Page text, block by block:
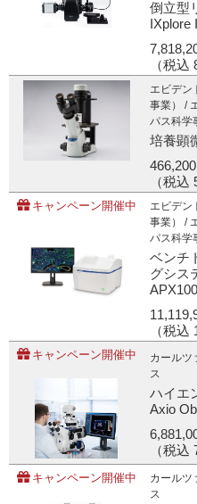
倒立型
IXplore
（税込
エビデン
事業） /
パス科学
培養顕
（税込
キャンペーン開催中
エビデン
事業） /
パス科学
ベンチ
グシス
（税込
キャンペーン開催中
カールツ
ス
ハイエ
Axio
（税込
キャンペーン開催中
カールツ
ス
受託オンライン
ラボプランニング
実験フローガイド
ワケンG オンラインショ
和研薬 ホームページ